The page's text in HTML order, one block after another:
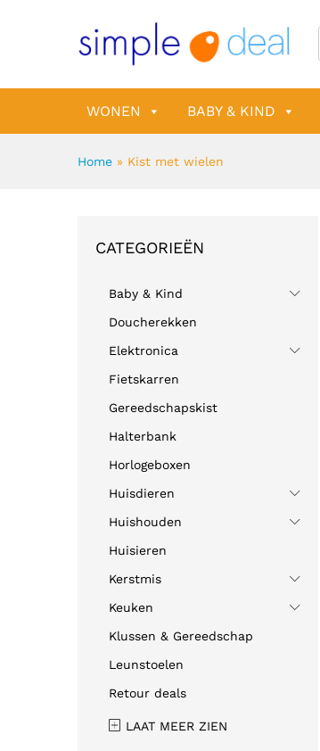
WONEN BABY & KIND
Home » Kist met wielen
CATEGORIEËN
Baby & Kind
Doucherekken
Elektronica
Fietskarren
Gereedschapskist
Halterbank
Horlogeboxen
Huisdieren
Huishouden
Huisieren
Kerstmis
Keuken
Klussen & Gereedschap
Leunstoelen
Retour deals
LAAT MEER ZIEN